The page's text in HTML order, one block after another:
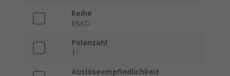
Reihe
RSKO
Polanzahl
1
Auslöseempfindlichkeit